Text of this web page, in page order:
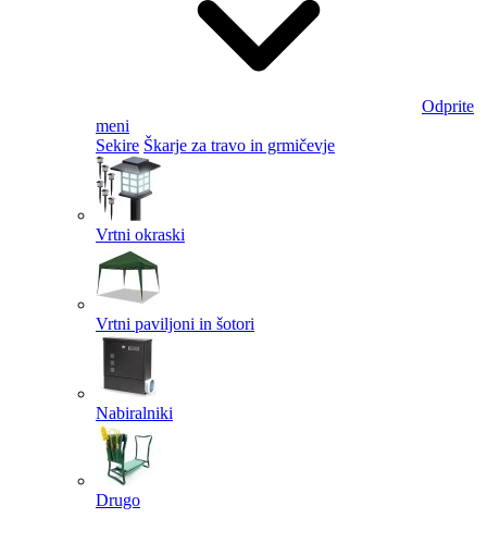
Odprite
meni
Sekire Škarje za travo in grmičevje
Vrtni okraski
Vrtni paviljoni in šotori
Nabiralniki
Drugo